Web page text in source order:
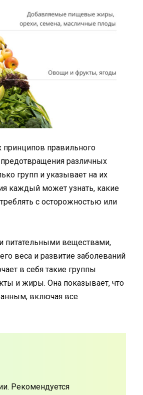
принципов правильного
различных
групп и указывает на их
каждый может узнать, какие
с осторожностью или
питательными веществами,
веса и развитие заболеваний
в себя такие группы
и жиры. Она показывает, что
включая все
Рекомендуется